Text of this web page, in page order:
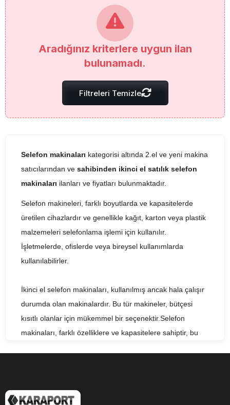
Aradığınız kriterlere uygun ilan
bulunamadı.
Filtreleri Temizle
Selefon makinaları kategorisi altında 2.el ve yeni makina
satıcılarından ve sahibinden ikinci el satılık selefon
makinaları ilanları ve fiyatları bulunmaktadır.
Selefon makineleri, farklı boyutlarda ve kapasitelerde
üretilen cihazlardır ve genellikle kağıt, karton veya plastik
malzemeleri selefonlama işlemi için kullanılır.
İşletmelerde, ofislerde veya bireysel kullanımlarda
kullanılabilirler.
İkinci el selefon makinaları, kullanılmış ancak hala çalışır
durumda olan makinalardır. Bu tür makineler, bütçesi
kısıtlı olanlar için mükemmel bir seçenektir.Selefon
makinaları, farklı özelliklere ve kapasitelere sahiptir, bu